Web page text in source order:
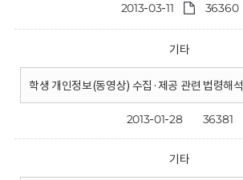
2013-03-11 36360
기타
학생 개인정보(동영상) 수집·제공 관련 법령해석
2013-01-28 36381
기타